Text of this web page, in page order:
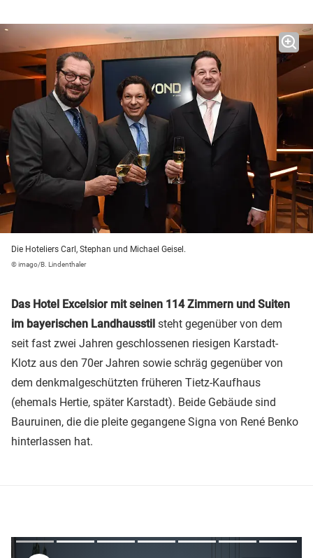
Die Hoteliers Carl, Stephan und Michael Geisel.
© imago/B. Lindenthaler
Das Hotel Excelsior mit seinen 114 Zimmern und Suiten
im bayerischen Landhausstil steht gegenüber von dem
seit fast zwei Jahren geschlossenen riesigen Karstadt-
Klotz aus den 70er Jahren sowie schräg gegenüber von
dem denkmalgeschützten früheren Tietz-Kaufhaus
(ehemals Hertie, später Karstadt). Beide Gebäude sind
Bauruinen, die die pleite gegangene Signa von René Benko
hinterlassen hat.